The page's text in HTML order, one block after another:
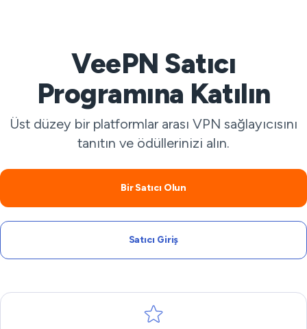
VeePN Satıcı
Programına Katılın
Üst düzey bir platformlar arası VPN sağlayıcısını
tanıtın ve ödüllerinizi alın.
Bir Satıcı Olun
Satıcı Giriş